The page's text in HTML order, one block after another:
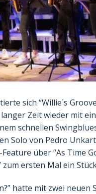
sich “Willie´s
Zeit wieder mit
schnellen
Solo von Pedro
über “As Time
ersten Mal ein
hatte mit zwei